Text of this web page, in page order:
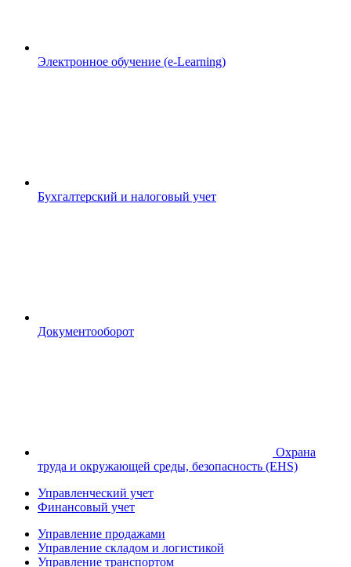
Электронное обучение (e-Learning)
Бухгалтерский и налоговый учет
Документооборот
Охрана
труда и окружающей среды, безопасность (EHS)
Управленческий учет
Финансовый учет
Управление продажами
Управление складом и логистикой
Управление транспортом